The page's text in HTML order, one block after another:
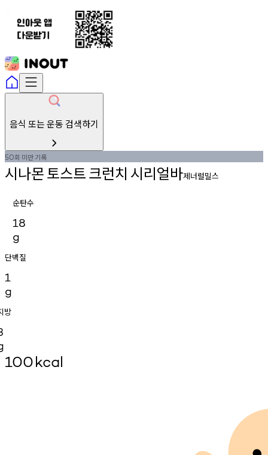
음식 또는 운동 검색하기
50회 미만기록
시나몬토스트크런치 시리얼바제너럴밀스
순탄수
18
g
단백질
1
g
방
100kcal